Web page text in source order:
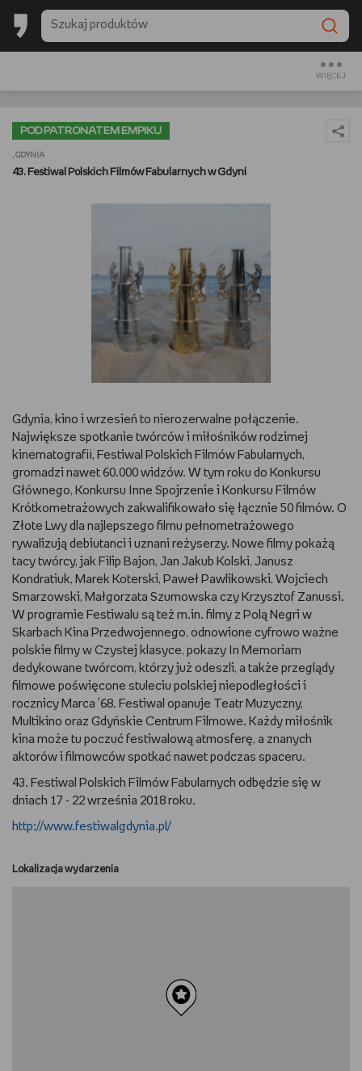
WIĘCEJ
BESTSELLERY EMPIKU 2025
OGLĄDAM
URZĄDZAM I DEKORUJĘ
DIY
MAM ZWIERZĘTA
DBAM O URODĘ
PASJE DZIECKA
TRENUJĘ
PORADNIKI
WYWIADY
WSZYSTKO O LEGO
POD PATRONATEM EMPIKU
, GDYNIA
43. Festiwal Polskich Filmów Fabularnych w Gdyni
Gdynia, kino i wrzesień to nierozerwalne połączenie.
Największe spotkanie twórców i miłośników rodzimej
kinematografii, Festiwal Polskich Filmów Fabularnych,
gromadzi nawet 60.000 widzów. W tym roku do Konkursu
Głównego, Konkursu Inne Spojrzenie i Konkursu Filmów
Krótkometrażowych zakwalifikowało się łącznie 50 filmów. O
Złote Lwy dla najlepszego filmu pełnometrażowego
rywalizują debiutanci i uznani reżyserzy. Nowe filmy pokażą
tacy twórcy, jak Filip Bajon, Jan Jakub Kolski, Janusz
Kondratiuk, Marek Koterski, Paweł Pawlikowski, Wojciech
Smarzowski, Małgorzata Szumowska czy Krzysztof Zanussi.
W programie Festiwalu są też m.in. filmy z Polą Negri w
Skarbach Kina Przedwojennego, odnowione cyfrowo ważne
polskie filmy w Czystej klasyce, pokazy In Memoriam
dedykowane twórcom, którzy już odeszli, a także przeglądy
filmowe poświęcone stuleciu polskiej niepodległości i
rocznicy Marca ’68. Festiwal opanuje Teatr Muzyczny,
Multikino oraz Gdyńskie Centrum Filmowe. Każdy miłośnik
kina może tu poczuć festiwalową atmosferę, a znanych
aktorów i filmowców spotkać nawet podczas spaceru.
43. Festiwal Polskich Filmów Fabularnych odbędzie się w
dniach 17 - 22 września 2018 roku.
http://www.festiwalgdynia.pl/
Lokalizacja wydarzenia